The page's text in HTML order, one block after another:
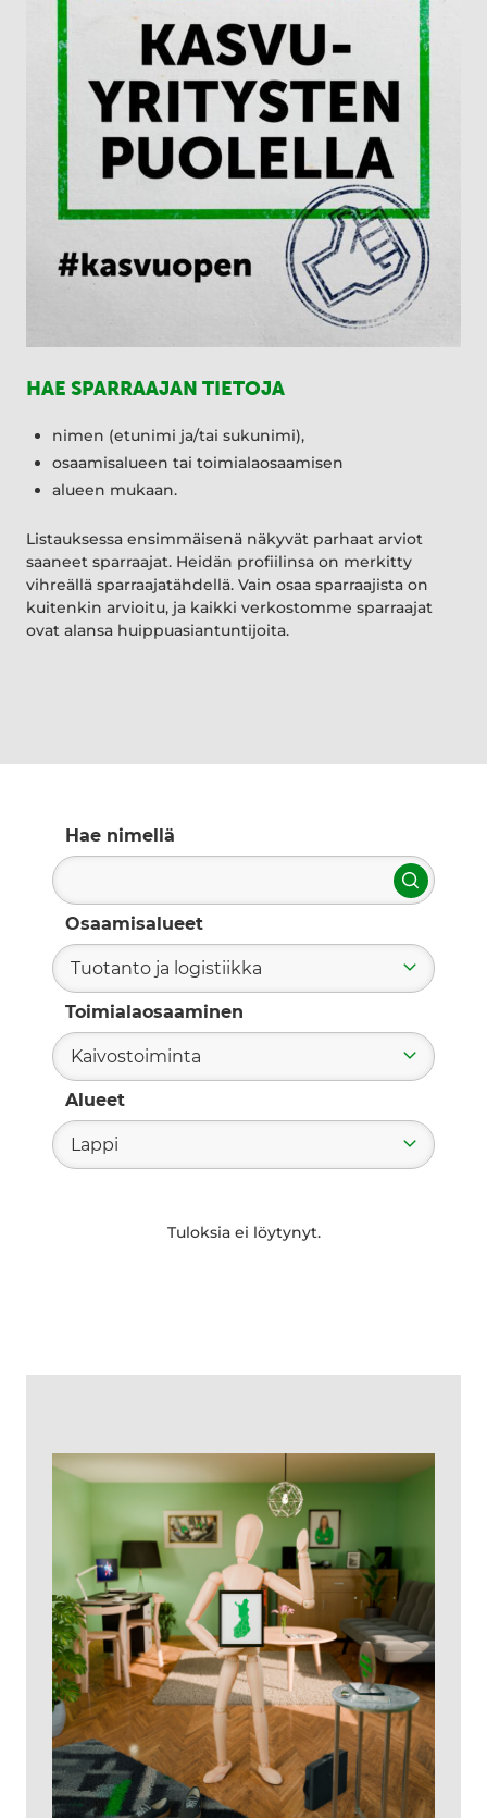
HAE SPARRAAJAN TIETOJA
nimen (etunimi ja/tai sukunimi),
osaamisalueen tai toimialaosaamisen
alueen mukaan.
Listauksessa ensimmäisenä näkyvät parhaat arviot
saaneet sparraajat. Heidän profiilinsa on merkitty
vihreällä sparraajatähdellä. Vain osaa sparraajista on
kuitenkin arvioitu, ja kaikki verkostomme sparraajat
ovat alansa huippuasiantuntijoita.
Hae nimellä
Hae
Osaamisalueet
Tuotanto ja logistiikka
Toimialaosaaminen
Kaivostoiminta
Alueet
Lappi
Tuloksia ei löytynyt.